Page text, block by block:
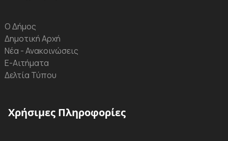
Ο Δήμος
Δημοτική Αρχή
Νέα - Ανακοινώσεις
Ε-Αιτήματα
Δελτία Τύπου
Χρήσιμες Πληροφορίες